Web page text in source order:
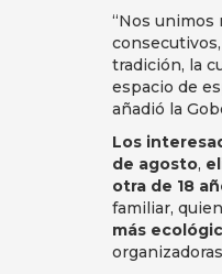
“Nos unimos
tradición, la
espacio de
añadió la
Los
de agosto,
otra de 18
familiar,
más